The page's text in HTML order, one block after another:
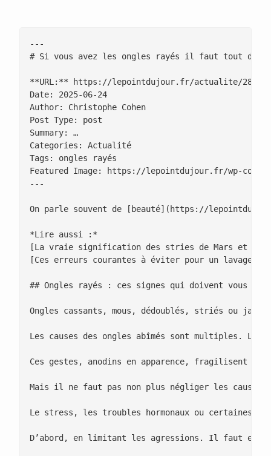
---
# Si vous avez les ongles rayés il faut tout de
**URL:** https://lepointdujour.fr/actualite/2825-
Date: 2025-06-24
Author: Christophe Cohen
Post Type: post
Summary: …
Categories: Actualité
Tags: ongles rayés
Featured Image: https://lepointdujour.fr/wp-
---
On parle souvent de [beauté](https://
*Lire aussi :*
[La vraie signification des stries de Mars et ça
[Ces erreurs courantes à éviter pour un lavage
## Ongles rayés : ces signes qui doivent vous
Ongles cassants, mous, dédoublés, striés ou
Les causes des ongles abîmés sont multiples.
Ces gestes, anodins en apparence, fragilisent
Mais il ne faut pas non plus négliger les causes
Le stress, les troubles hormonaux ou certaines
D’abord, en limitant les agressions. Il faut